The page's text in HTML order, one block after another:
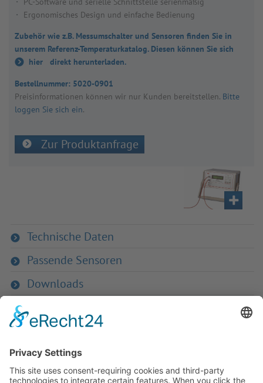
Ergonomisches Design und einfache Bedienung
Zubehör wie z.B. Messumschalter und Sensoren finden Sie in
unserem Referenz-Temperaturkatalog. Diesen können Sie sich
hier direkt herunterladen.
Bestellnummer: 5020-0901
Preis­in­for­ma­tio­nen kön­nen wir nur Kun­den bereit­stel­len. Bitte
loggen Sie sich ein.
Zur Produktanfrage
Technische Daten
Passende Sensoren
Downloads
Zurück zur Übersicht